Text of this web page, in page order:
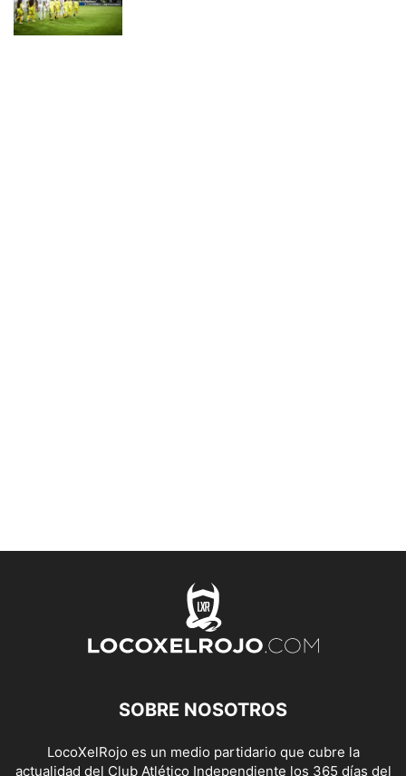
SOBRE NOSOTROS
LocoXelRojo es un medio partidario que cubre la
actualidad del Club Atlético Independiente los 365 días del